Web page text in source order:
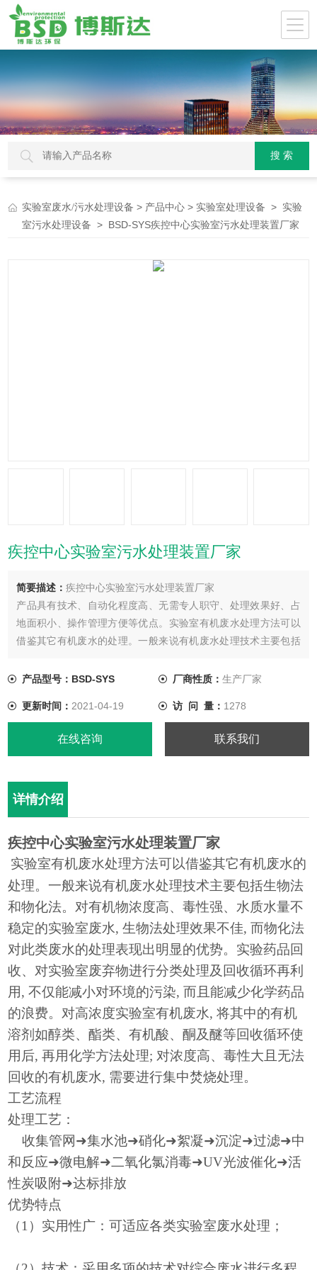
实验室废水/污水处理设备 > 产品中心 > 实验室处理设备 > 实验
室污水处理设备 > BSD-SYS疾控中心实验室污水处理装置厂家
疾控中心实验室污水处理装置厂家
简要描述：疾控中心实验室污水处理装置厂家
产品具有技术、自动化程度高、无需专人职守、处理效果好、占
地面积小、操作管理方便等优点。实验室有机废水处理方法可以
借鉴其它有机废水的处理。一般来说有机废水处理技术主要包括
产品型号：BSD-SYS
厂商性质： 生产厂家
更新时间： 2021-04-19 访 问 量： 1278
在线咨询 联系我们
详情介绍
疾控中心实验室污水处理装置厂家
实验室有机废水处理方法可以借鉴其它有机废水的
处理。一般来说有机废水处理技术主要包括生物法
和物化法。对有机物浓度高、毒性强、水质水量不
稳定的实验室废水, 生物法处理效果不佳, 而物化法
对此类废水的处理表现出明显的优势。实验药品回
收、对实验室废弃物进行分类处理及回收循环再利
用, 不仅能减小对环境的污染, 而且能减少化学药品
的浪费。对高浓度实验室有机废水, 将其中的有机
溶剂如醇类、酯类、有机酸、酮及醚等回收循环使
用后, 再用化学方法处理; 对浓度高、毒性大且无法
回收的有机废水, 需要进行集中焚烧处理。
工艺流程
处理工艺：
收集管网➜集水池➜硝化➜絮凝➜沉淀➜过滤➜中
和反应➜微电解➜二氧化氯消毒➜UV光波催化➜活
性炭吸附➜达标排放
优势特点
（1）实用性广：可适应各类实验室废水处理；